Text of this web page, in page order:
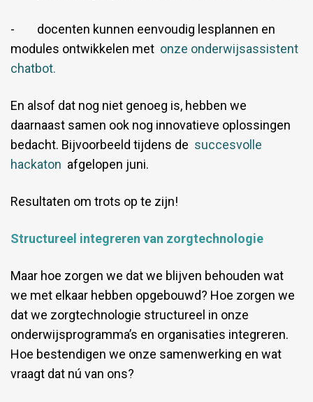
- docenten kunnen eenvoudig lesplannen en
modules ontwikkelen met onze onderwijsassistent
chatbot.
En alsof dat nog niet genoeg is, hebben we
daarnaast samen ook nog innovatieve oplossingen
bedacht. Bijvoorbeeld tijdens de succesvolle
hackaton afgelopen juni.
Resultaten om trots op te zijn!
Structureel integreren van zorgtechnologie
Maar hoe zorgen we dat we blijven behouden wat
we met elkaar hebben opgebouwd? Hoe zorgen we
dat we zorgtechnologie structureel in onze
onderwijsprogramma’s en organisaties integreren.
Hoe bestendigen we onze samenwerking en wat
vraagt dat nú van ons?